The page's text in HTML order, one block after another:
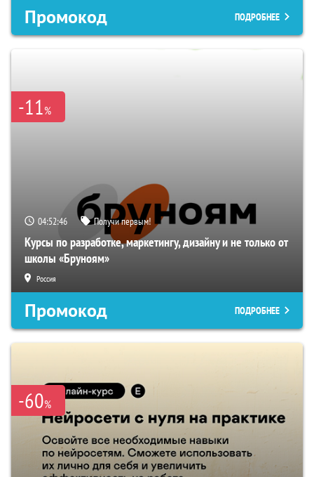
Промокод ПОДРОБНЕЕ
-11%
04:52:46 Получи первым!
Курсы по разработке, маркетингу, дизайну и не только от
школы «Бруноям»
Россия
Промокод ПОДРОБНЕЕ
-60%